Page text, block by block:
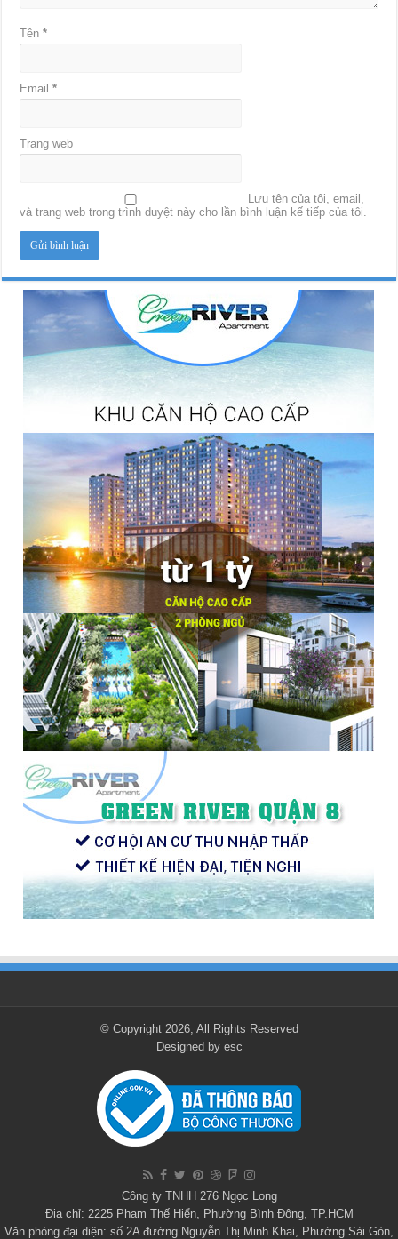
Tên*
Email*
Trang web
Lưu tên của tôi, email,
và trang web trong trình duyệt này cho lần bình luận kế tiếp của tôi.
© Copyright 2026, All Rights Reserved
Designed by esc
Công ty TNHH 276 Ngọc Long
Địa chỉ: 2225 Phạm Thế Hiển, Phường Bình Đông, TP.HCM
Văn phòng đại diện: số 2A đường Nguyễn Thị Minh Khai, Phường Sài Gòn,